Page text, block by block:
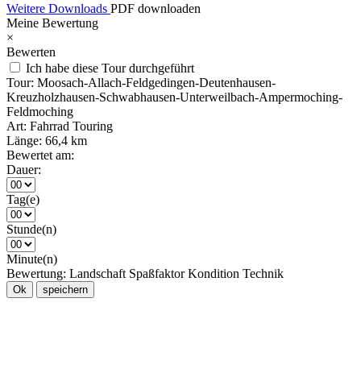
Weitere Downloads PDF downloaden
Meine Bewertung
×
Bewerten
Ich habe diese Tour durchgeführt
Tour: Moosach-Allach-Feldgedingen-Deutenhausen-
Kreuzholzhausen-Schwabhausen-Unterweilbach-Ampermoching-
Feldmoching
Art: Fahrrad Touring
Länge: 66,4 km
Bewertet am:
Dauer:
Tag(e)
Stunde(n)
Minute(n)
Bewertung: Landschaft Spaßfaktor Kondition Technik
Ok speichern